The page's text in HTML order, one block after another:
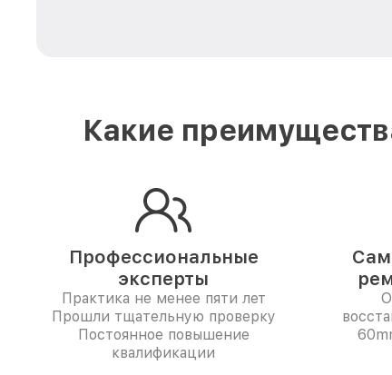
Какие
Профессиональные
эксперты
Практика не менее пяти лет
Прошли тщательную проверку
Постоянное повышение
квалификации